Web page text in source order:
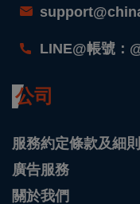
LINE@帳號：
公司
服務約定條款及細則
廣告服務
關於我們